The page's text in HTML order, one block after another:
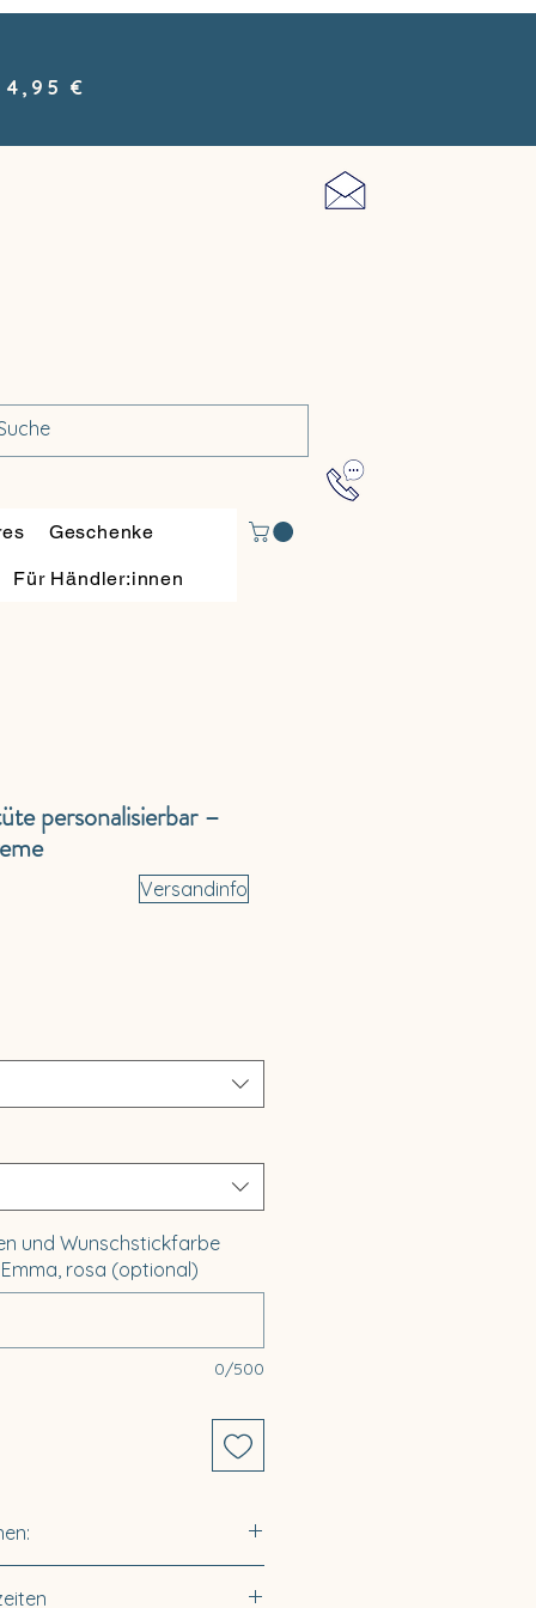
€
Geschenke
Für Händler:innen
personalisierbar –
und Wunschstickfarbe
rosa (optional)
0/500
Versandinfo